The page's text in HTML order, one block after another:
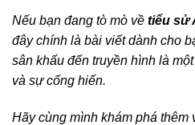
Nếu bạn đang tò mò về tiểu sử
đây chính là bài viết dành cho
sân khấu đến truyền hình là
và sự cống hiến.
Hãy cùng mình khám phá thêm